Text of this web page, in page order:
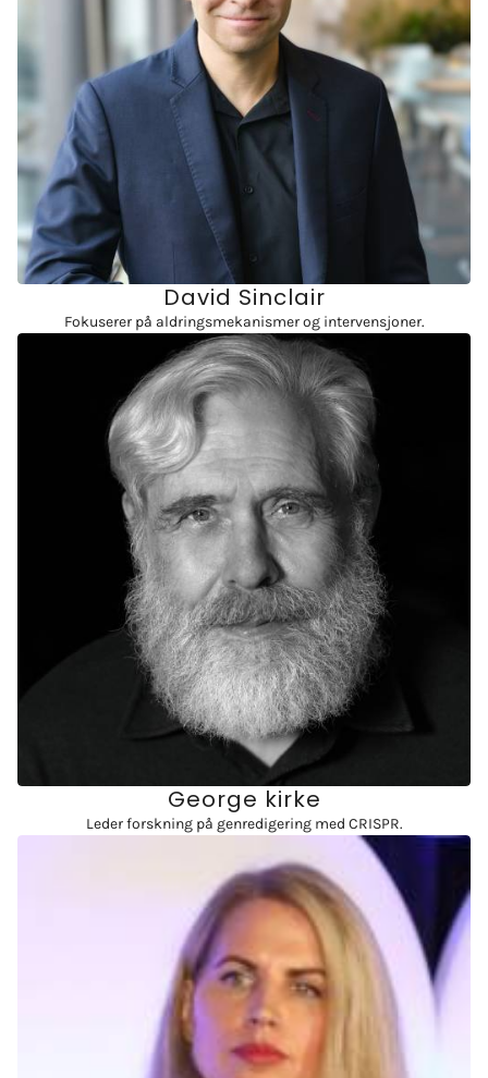
David Sinclair
Fokuserer på aldringsmekanismer og intervensjoner.
George kirke
Leder forskning på genredigering med CRISPR.